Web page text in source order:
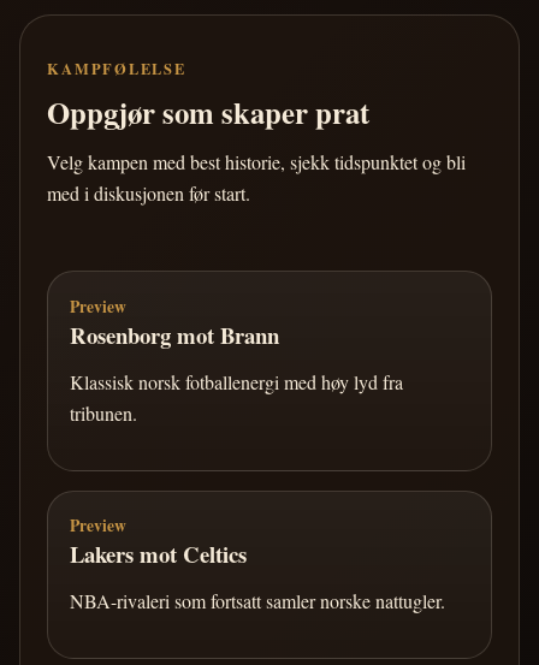
KAMPFØLELSE
Oppgjør som skaper prat
Velg kampen med best historie, sjekk tidspunktet og bli
med i diskusjonen før start.
Preview
Rosenborg mot Brann
Klassisk norsk fotballenergi med høy lyd fra
tribunen.
Preview
Lakers mot Celtics
NBA-rivaleri som fortsatt samler norske nattugler.